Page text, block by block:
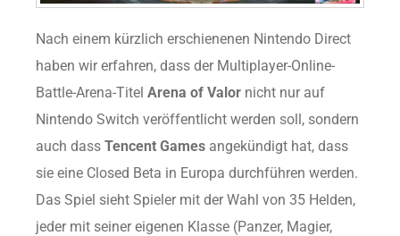
Nach einem kürzlich erschienenen Nintendo Direct
haben wir erfahren, dass der Multiplayer-Online-
Battle-Arena-Titel Arena of Valor nicht nur auf
Nintendo Switch veröffentlicht werden soll, sondern
auch dass Tencent Games angekündigt hat, dass
sie eine Closed Beta in Europa durchführen werden.
Das Spiel sieht Spieler mit der Wahl von 35 Helden,
jeder mit seiner eigenen Klasse (Panzer, Magier,